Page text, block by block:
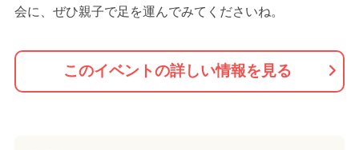
会に、ぜひ親子で足を運んでみてくださいね。
このイベントの詳しい情報を見る